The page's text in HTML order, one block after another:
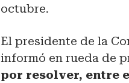
octubre.
El presidente de la
informó en rueda de
por resolver, entre